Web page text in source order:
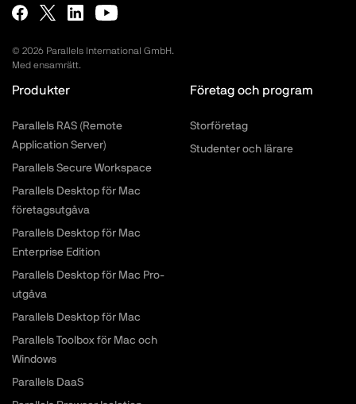
© 2026 Parallels International GmbH.
Med ensamrätt.
Produkter
Parallels RAS (Remote
Application Server)
Parallels Secure Workspace
Parallels Desktop för Mac
företagsutgåva
Parallels Desktop för Mac
Enterprise Edition
Parallels Desktop för Mac Pro-
utgåva
Parallels Desktop för Mac
Parallels Toolbox för Mac och
Windows
Parallels DaaS
Företag och program
Storföretag
Studenter och lärare